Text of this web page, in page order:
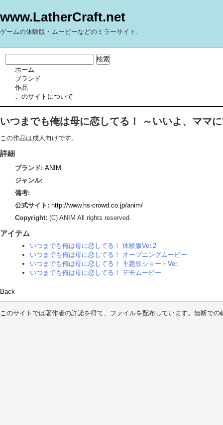
www.LatherCraft.net
ゲームの体験版・ムービーなどのミラーサイト.
ホーム
ブランド
作品
このサイトについて
いつまでも俺は母に恋してる！ ～いいよ、ママ
この作品は成人向けです。
詳細
ブランド: ANIM
ジャンル:
備考:
公式サイト: http://www.hs-crowd.co.jp/anim/
Copyright: (C) ANIM All rights reserved.
アイテム
いつまでも俺は母に恋してる！ 体験版Ver.2
いつまでも俺は母に恋してる！ オープニングムービー
いつまでも俺は母に恋してる！ 主題歌ショートVer.
いつまでも俺は母に恋してる！ デモムービー
Back
このサイトでは著作者の許諾を得て、ファイルを配布しています。無断での